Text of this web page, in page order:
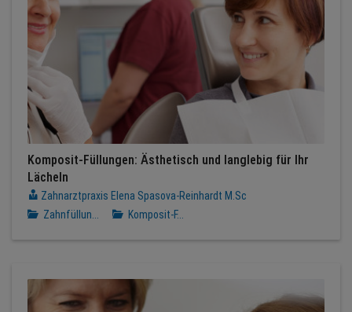
Komposit-Füllungen: Ästhetisch und langlebig für Ihr
Lächeln
Zahnarztpraxis Elena Spasova-Reinhardt M.Sc
Zahnfüllun...
Komposit-F...